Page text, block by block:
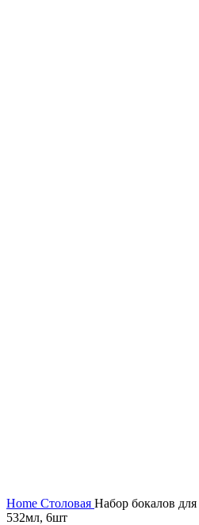
Home Столовая Набор бокалов
532мл, 6шт